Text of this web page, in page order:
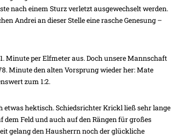
nach einem Sturz verletzt ausgewechselt werden.
Andrei an dieser Stelle eine rasche Genesung –
Minute per Elfmeter aus. Doch unsere Mannschaft
Minute den alten Vorsprung wieder her: Mate
zum 1:2.
etwas hektisch. Schiedsrichter Krickl ließ sehr lange
Feld und auch auf den Rängen für großes
gelang den Hausherrn noch der glückliche